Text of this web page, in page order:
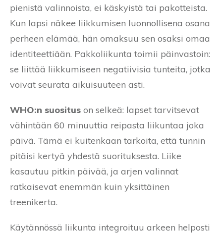
pienistä valinnoista, ei käskyistä tai pakotteista.
Kun lapsi näkee liikkumisen luonnollisena osana
perheen elämää, hän omaksuu sen osaksi omaa
identiteettiään. Pakkoliikunta toimii päinvastoin:
se liittää liikkumiseen negatiivisia tunteita, jotka
voivat seurata aikuisuuteen asti.
WHO:n suositus on selkeä: lapset tarvitsevat
vähintään 60 minuuttia reipasta liikuntaa joka
päivä. Tämä ei kuitenkaan tarkoita, että tunnin
pitäisi kertyä yhdestä suorituksesta. Liike
kasautuu pitkin päivää, ja arjen valinnat
ratkaisevat enemmän kuin yksittäinen
treenikerta.
Käytännössä liikunta integroituu arkeen helposti